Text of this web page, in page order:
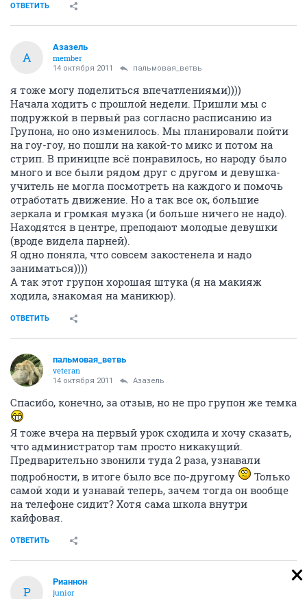
ОТВЕТИТЬ
А
Азазель
member
14 октября 2011 пальмовая_ветвь
я тоже могу поделиться впечатлениями))))
Начала ходить с прошлой недели. Пришли мы с
подружкой в первый раз согласно расписанию из
Групона, но оно изменилось. Мы планировали пойти
на гоу-гоу, но пошли на какой-то микс и потом на
стрип. В приницпе всё понравилось, но народу было
много и все были рядом друг с другом и девушка-
учитель не могла посмотреть на каждого и помочь
отработать движение. Но а так все ок, большие
зеркала и громкая музка (и больше ничего не надо).
Находятся в центре, преподают молодые девушки
(вроде видела парней).
Я одно поняла, что совсем закостенела и надо
заниматься))))
А так этот групон хорошая штука (я на макияж
ходила, знакомая на маникюр).
ОТВЕТИТЬ
пальмовая_ветвь
veteran
14 октября 2011 Азазель
Спасибо, конечно, за отзыв, но не про групон же темка
Я тоже вчера на первый урок сходила и хочу сказать,
что администратор там просто никакущий.
Предварительно звонили туда 2 раза, узнавали
подробности, в итоге было все по-другому
Только
самой ходи и узнавай теперь, зачем тогда он вообще
на телефоне сидит? Хотя сама школа внутри
кайфовая.
ОТВЕТИТЬ
Р
Рианнон
junior